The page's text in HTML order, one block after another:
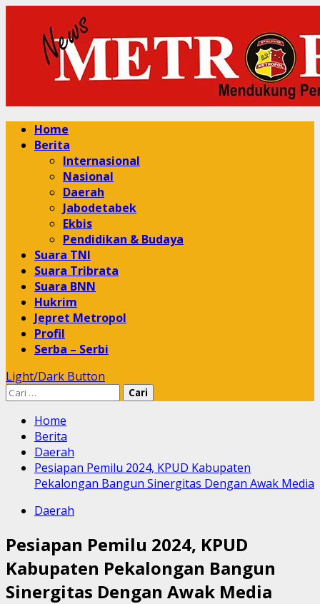
content
Primary
Menu
Home
Berita
Internasional
Nasional
Daerah
Jabodetabek
Ekbis
Pendidikan & Budaya
Suara TNI
Suara Tribrata
Suara BNN
Hukrim
Jepret Metropol
Profil
Serba – Serbi
Light/Dark Button
Cari
Home
Berita
Daerah
Pesiapan Pemilu 2024, KPUD Kabupaten
Pekalongan Bangun Sinergitas Dengan Awak Media
Daerah
Pesiapan Pemilu 2024, KPUD
Kabupaten Pekalongan Bangun
Sinergitas Dengan Awak Media